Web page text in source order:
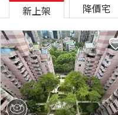
新上架 降價宅